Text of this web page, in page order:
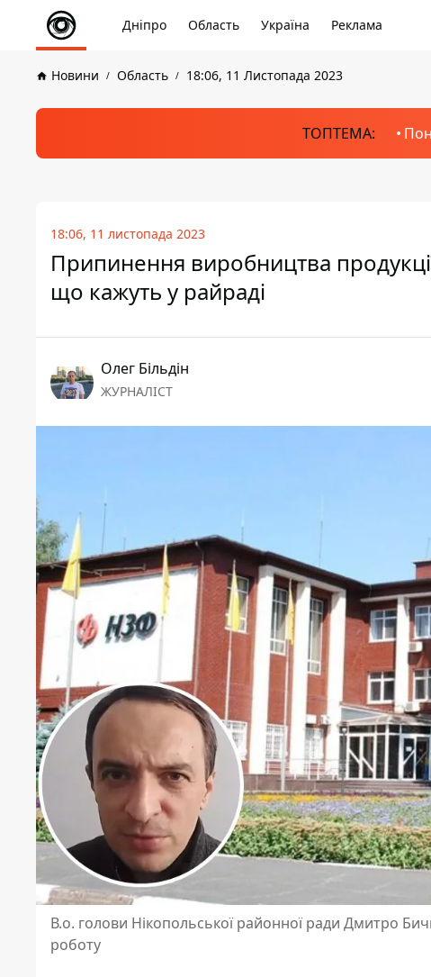
Дніпро Область Україна Реклама
Новини Область 18:06, 11 Листопада 2023
ТОПТЕМА:
18:06, 11 листопада 2023
Припинення виробництва
що кажуть у райраді
Олег Більдін
ЖУРНАЛІСТ
В.о. голови Нікопольської районної ради Дмитро
роботу